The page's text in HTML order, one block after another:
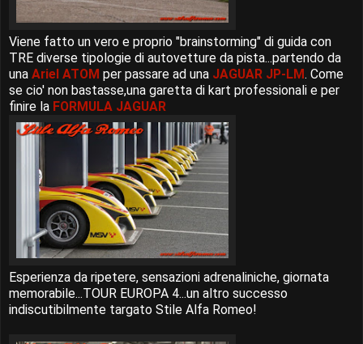
Viene fatto un vero e proprio "brainstorming" di guida con
TRE diverse tipologie di autovetture da pista...partendo da
una Ariel ATOM per passare ad una JAGUAR JP-LM. Come
se cio' non bastasse,una garetta di kart professionali e per
finire la FORMULA JAGUAR
Esperienza da ripetere, sensazioni adrenaliniche, giornata
memorabile...TOUR EUROPA 4...un altro successo
indiscutibilmente targato Stile Alfa Romeo!